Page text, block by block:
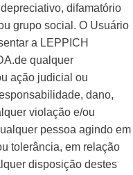
difamatório
grupo social. O Usuário
a LEPPICH
qualquer
ação judicial ou
dano,
violação e/ou
pessoa agindo em
tolerância, em relação
disposição destes